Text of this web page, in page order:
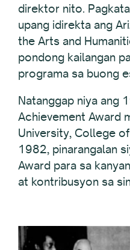
direktor nito.
upang idirekta ang
the Arts and
pondong kailangan
programa sa buong
Natanggap niya ang
Achievement Award
University, College
1982, pinarangalan
Award para sa
at kontribusyon sa